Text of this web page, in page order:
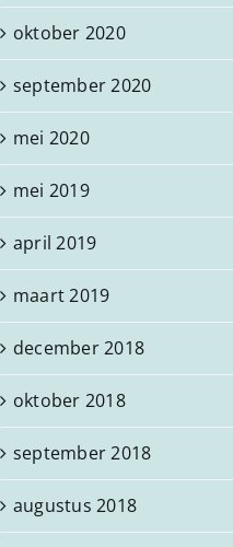
oktober 2020
september 2020
mei 2020
mei 2019
april 2019
maart 2019
december 2018
oktober 2018
september 2018
augustus 2018